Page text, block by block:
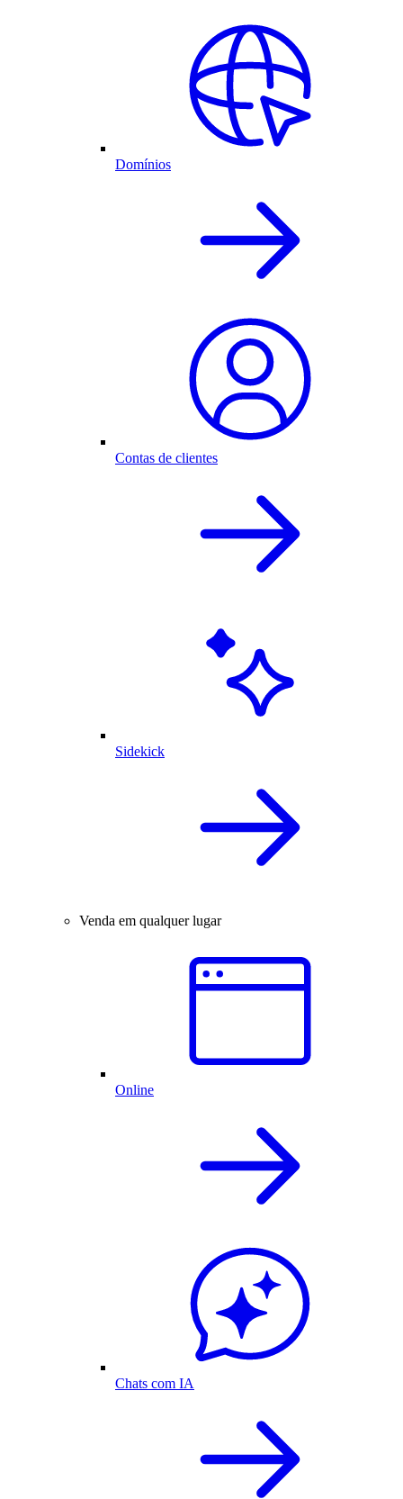
Domínios
Contas de clientes
Sidekick
Venda em qualquer lugar
Online
Chats com IA